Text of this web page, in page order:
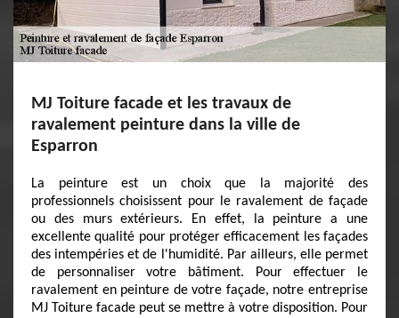
MJ Toiture facade et les travaux de
ravalement peinture dans la ville de
Esparron
La peinture est un choix que la majorité des
professionnels choisissent pour le ravalement de façade
ou des murs extérieurs. En effet, la peinture a une
excellente qualité pour protéger efficacement les façades
des intempéries et de l'humidité. Par ailleurs, elle permet
de personnaliser votre bâtiment. Pour effectuer le
ravalement en peinture de votre façade, notre entreprise
MJ Toiture facade peut se mettre à votre disposition. Pour